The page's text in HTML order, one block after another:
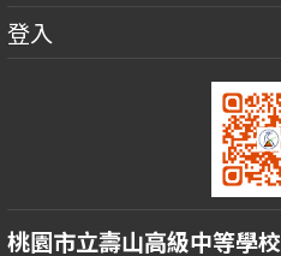
登入
桃園市立壽山高級中等學校